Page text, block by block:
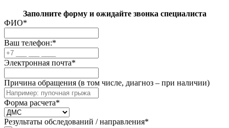
Заполните форму и ожидайте звонка специалиста
ФИО*
Ваш телефон:*
Электронная почта*
Причина обращения (в том числе, диагноз – при наличии)
Форма расчета*
Результаты обследований / направления*